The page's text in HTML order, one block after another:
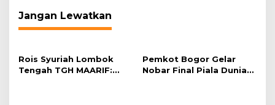
Jangan Lewatkan
Rois Syuriah Lombok
Tengah TGH MAARIF:
Pemkot Bogor Gelar
Nobar Final Piala Dunia